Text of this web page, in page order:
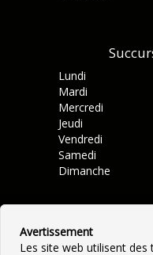
Lundi
Mardi
Mercredi
Jeudi
Vendredi
Samedi
Dimanche
Avertissement
Les site web utilisent